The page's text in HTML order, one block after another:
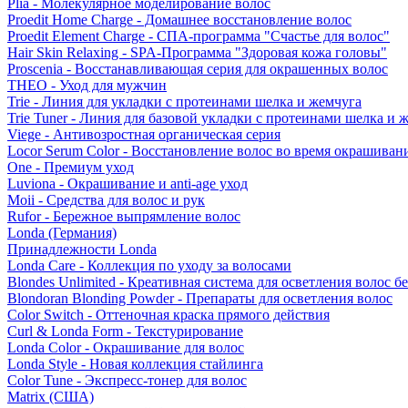
Plia - Молекулярное моделирование волос
Proedit Home Charge - Домашнее восстановление волос
Proedit Element Charge - СПА-программа "Счастье для волос"
Hair Skin Relaxing - SPA-Программа "Здоровая кожа головы"
Proscenia - Восстанавливающая серия для окрашенных волос
THEO - Уход для мужчин
Trie - Линия для укладки с протеинами шелка и жемчуга
Trie Tuner - Линия для базовой укладки с протеинами шелка и
Viege - Антивозростная органическая серия
Locor Serum Color - Восстановление волос во время
One - Премиум уход
Luviona - Окрашивание и anti-age уход
Moii - Средства для волос и рук
Rufor - Бережное выпрямление волос
Londa (Германия)
Принадлежности Londa
Londa Care - Коллекция по уходу за волосами
Blondes Unlimited - Креативная система для осветления волос
Blondoran Blonding Powder - Препараты для осветления волос
Color Switch - Оттеночная краска прямого действия
Curl & Londa Form - Текстурирование
Londa Color - Окрашивание для волос
Londa Style - Новая коллекция стайлинга
Color Tune - Экспресс-тонер для волос
Matrix (США)